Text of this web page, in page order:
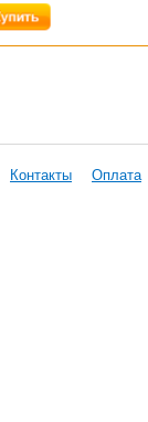
Контакты Оплата